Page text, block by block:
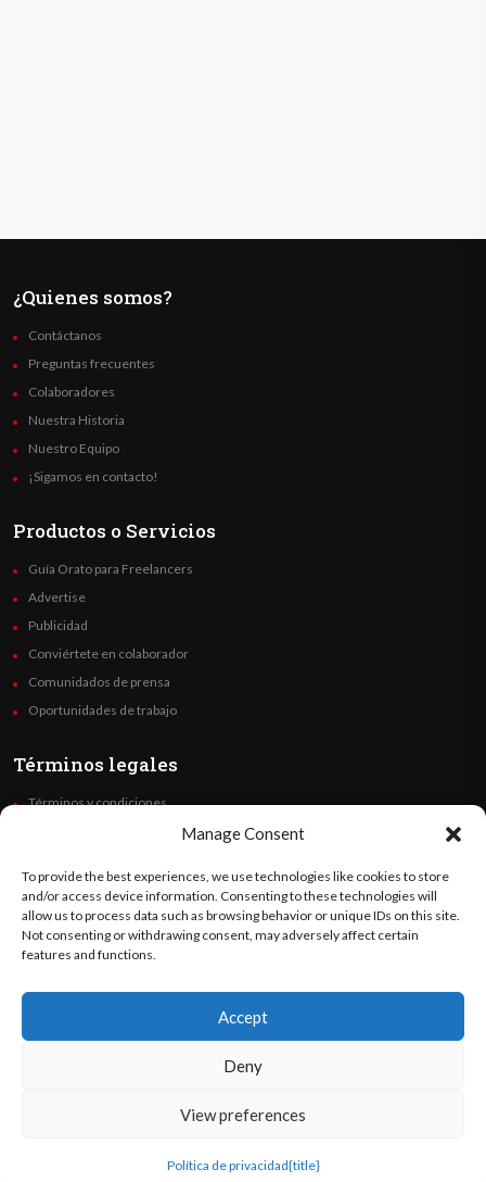
Manage Consent
To provide the best experiences, we use technologies like cookies to store
and/or access device information. Consenting to these technologies will
allow us to process data such as browsing behavior or unique IDs on this site.
Not consenting or withdrawing consent, may adversely affect certain
features and functions.
Accept
Deny
View preferences
Política de privacidad{title}
¿Quienes somos?
Contáctanos
Preguntas frecuentes
Colaboradores
Nuestra Historia
Nuestro Equipo
¡Sigamos en contacto!
Productos o Servicios
Guía Orato para Freelancers
Advertise
Publicidad
Conviértete en colaborador
Comunidados de prensa
Oportunidades de trabajo
Términos legales
Términos y condiciones
Code of Ethics
Síguenos
©OratoWorld Media 2026. Todos los derechos reservados..